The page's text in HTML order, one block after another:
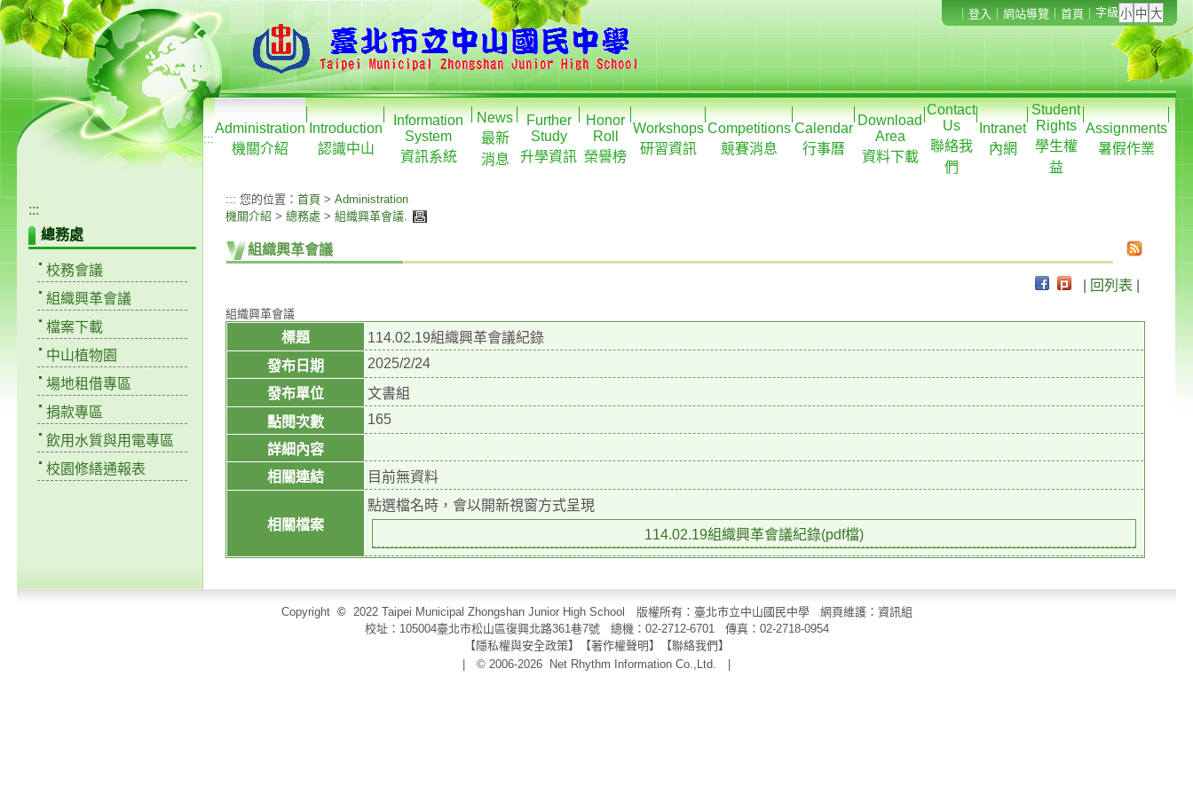
登入 網站導覽 首頁 字級
:::
Administration
機關介紹
Introduction
認識中山
Information
System
資訊系統
News
最新
消息
Further
Study
升學資訊
Honor
Roll
榮譽榜
Workshops
研習資訊
Competitions
競賽消息
Calendar
行事曆
Download
Area
資料下載
Contact
Us
聯絡我
們
Intranet
內網
Student
Rights
學生權
益
Assignments
暑假作業
:::
總務處
校務會議
組織興革會議
檔案下載
中山植物園
場地租借專區
捐款專區
飲用水質與用電專區
校園修繕通報表
::: 您的位置： 首頁 > Administration
機關介紹 > 總務處 > 組織興革會議.
組織興革會議
回列表
組織興革會議
標題
114.02.19組織興革會議紀錄
發布日期
2025/2/24
發布單位
文書組
點閱次數
165
詳細內容
相關連結
目前無資料
相關檔案
點選檔名時，會以開新視窗方式呈現
114.02.19組織興革會議紀錄(pdf檔)
Copyright © 2022 Taipei Municipal Zhongshan Junior High School 版權所有：臺北市立中山國民中學 網頁維護：資訊組
校址：105004臺北市松山區復興北路361巷7號 總機：02-2712-6701 傳真： 02-2718-0954
【隱私權與安全政策】【著作權聲明 】 【聯絡我們 】
| © 2006-2026
Net Rhythm Information Co.,Ltd.